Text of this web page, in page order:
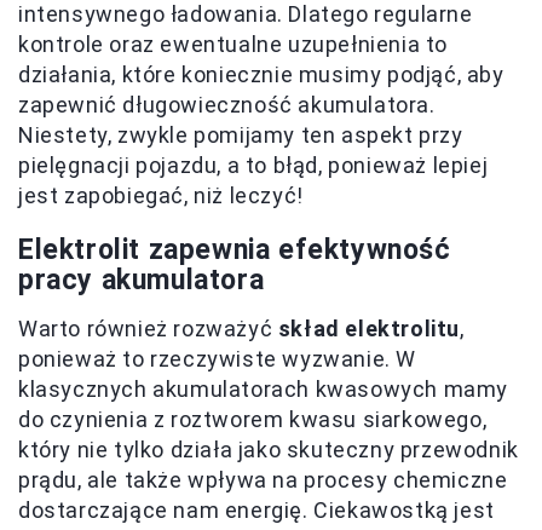
intensywnego ładowania. Dlatego regularne
kontrole oraz ewentualne uzupełnienia to
działania, które koniecznie musimy podjąć, aby
zapewnić długowieczność akumulatora.
Niestety, zwykle pomijamy ten aspekt przy
pielęgnacji pojazdu, a to błąd, ponieważ lepiej
jest zapobiegać, niż leczyć!
Elektrolit zapewnia efektywność
pracy akumulatora
Warto również rozważyć skład elektrolitu,
ponieważ to rzeczywiste wyzwanie. W
klasycznych akumulatorach kwasowych mamy
do czynienia z roztworem kwasu siarkowego,
który nie tylko działa jako skuteczny przewodnik
prądu, ale także wpływa na procesy chemiczne
dostarczające nam energię. Ciekawostką jest